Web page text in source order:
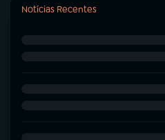
Notícias Recentes